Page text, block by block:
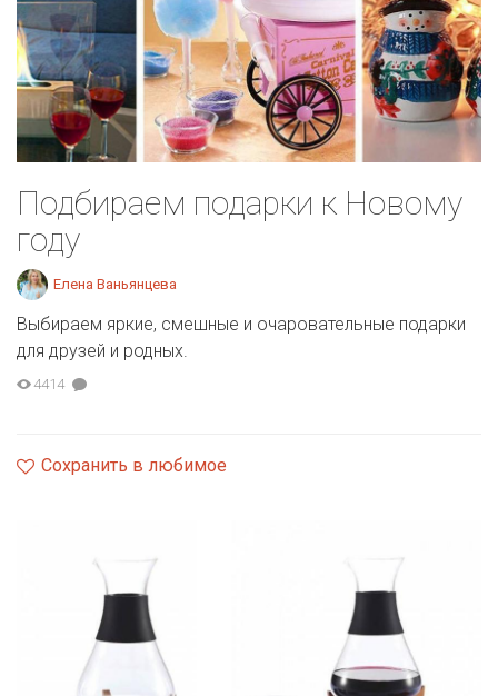
Подбираем подарки к Новому
году
Елена Ваньянцева
Выбираем яркие, смешные и очаровательные подарки
для друзей и родных.
4414
Сохранить в любимое